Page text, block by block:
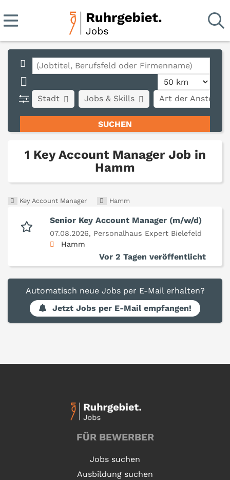
Stadt Art der
Jobs & Skills
1 Key Account Manager Job in
Hamm
Key Account Manager Hamm
Senior Key Account Manager (m/w/d)
07.08.2026, Personalhaus Expert Bielefeld
Hamm
Vor 2 Tagen veröffentlicht
Automatisch neue Jobs per E-Mail erhalten?
Jetzt Jobs per E-Mail empfangen!
FÜR BEWERBER
Jobs suchen
Ausbildung suchen